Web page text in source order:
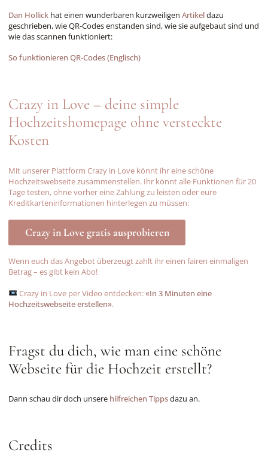
Dan Hollick hat einen wunderbaren kurzweiligenArtikeldazu
geschrieben, wie QR-Codes enstanden sind, wie sie aufgebaut sind und
wie das scannen funktioniert:
So funktionieren QR-Codes (Englisch)
Crazy in Love – deine simple
Hochzeitshomepage ohne versteckte
Kosten
Mit unserer Plattform Crazy in Love könnt ihr eine schöne
Hochzeitswebseite zusammenstellen. Ihr könnt alle Funktionen für 20
Tage testen, ohne vorher eine Zahlung zu leisten oder eure
Kreditkarteninformationen hinterlegen zu müssen:
Crazy in Love gratis ausprobieren
Wenn euch das Angebot überzeugt zahlt ihr einen fairen einmaligen
Betrag – es gibt kein Abo!
Crazy in Love per Video entdecken:«In 3 Minuten eine
Hochzeitswebseite erstellen».
Fragst du dich, wie man eine schöne
Webseite für die Hochzeit erstellt?
Dann schau dir doch unsere hilfreichen Tippsdazu an.
Credits